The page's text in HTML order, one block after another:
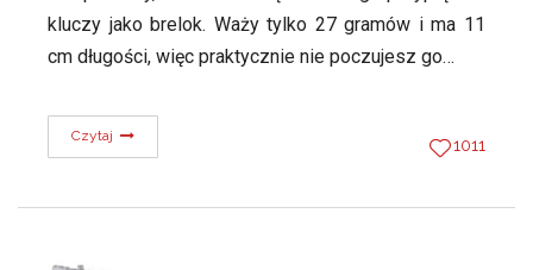
kluczy jako brelok. Waży tylko 27 gramów i ma 11
cm długości, więc praktycznie nie poczujesz go…
Czytaj 1011